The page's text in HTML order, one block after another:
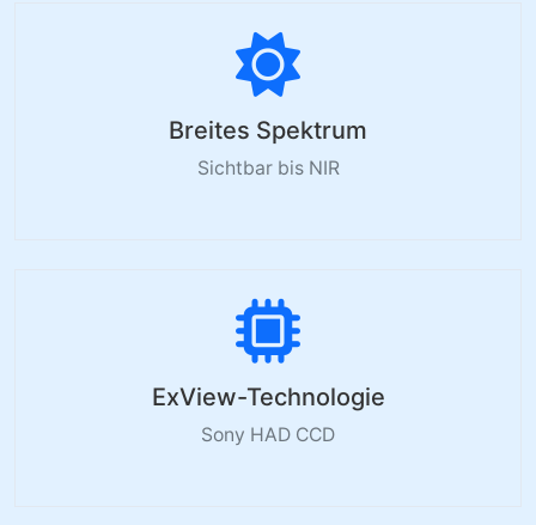
Breites Spektrum
Sichtbar bis NIR
ExView-Technologie
Sony HAD CCD